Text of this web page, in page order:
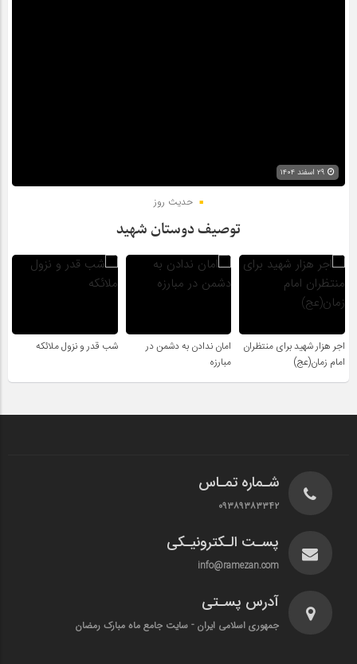
حدیث روز
توصیف دوستان شهید
اجر هزار شهید برای منتظران
امام زمان(عج)
امان ندادن به دشمن در
مبارزه
شب قدر و نزول ملائکه
شـماره تمـاس
۰۹۳۸۹۳۸۳۳۴۲
پسـت الـکترونیـکی
info@ramezan.com
آدرس پسـتی
جمهوری اسلامی ایران - سایت جامع ماه مبارک رمضان